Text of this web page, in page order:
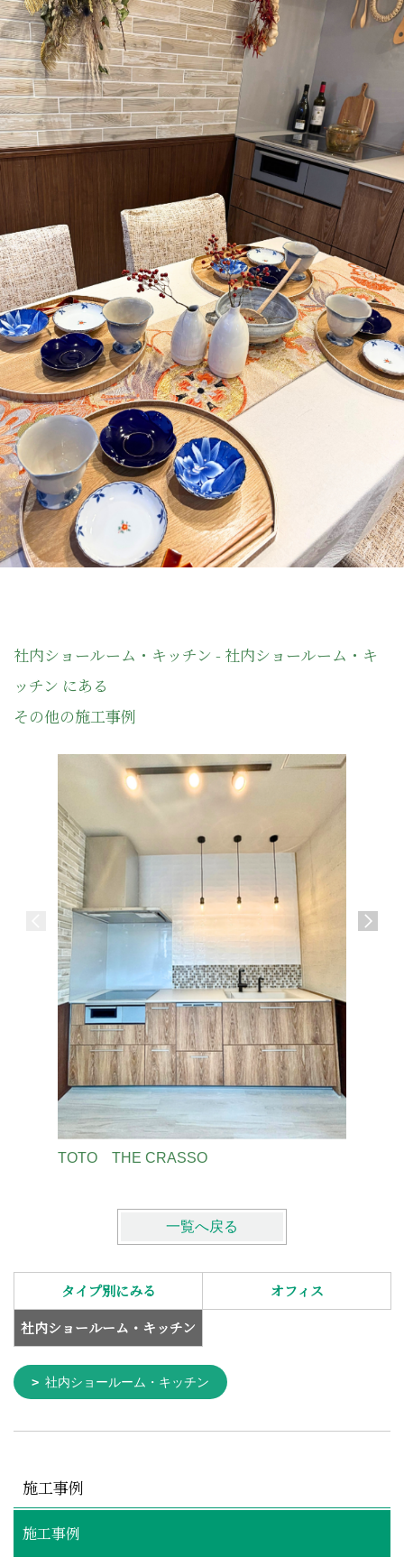
社内ショールーム・キッチン - 社内ショールーム・キ
ッチン にある
その他の施工事例
TOTO THE CRASSO
一覧へ戻る
タイプ別にみる
オフィス
社内ショールーム・キッチン
社内ショールーム・キッチン
施工事例
施工事例